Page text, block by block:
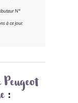
N°
à ce jour.
Peugeot
: